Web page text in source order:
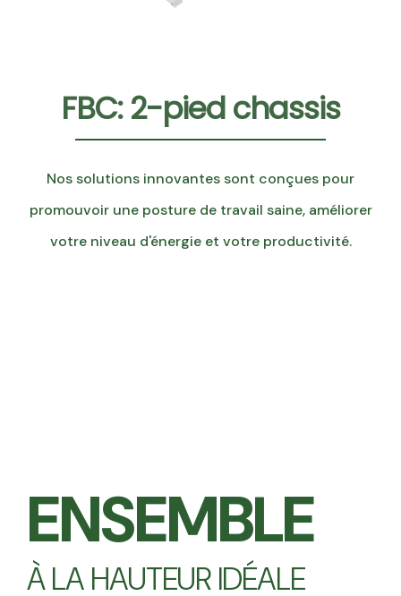
FBC: 2-pied chassis
Nos solutions innovantes sont conçues pour
promouvoir une posture de travail saine, améliorer
votre niveau d'énergie et votre productivité.
ENSEMBLE
À LA HAUTEUR IDÉALE